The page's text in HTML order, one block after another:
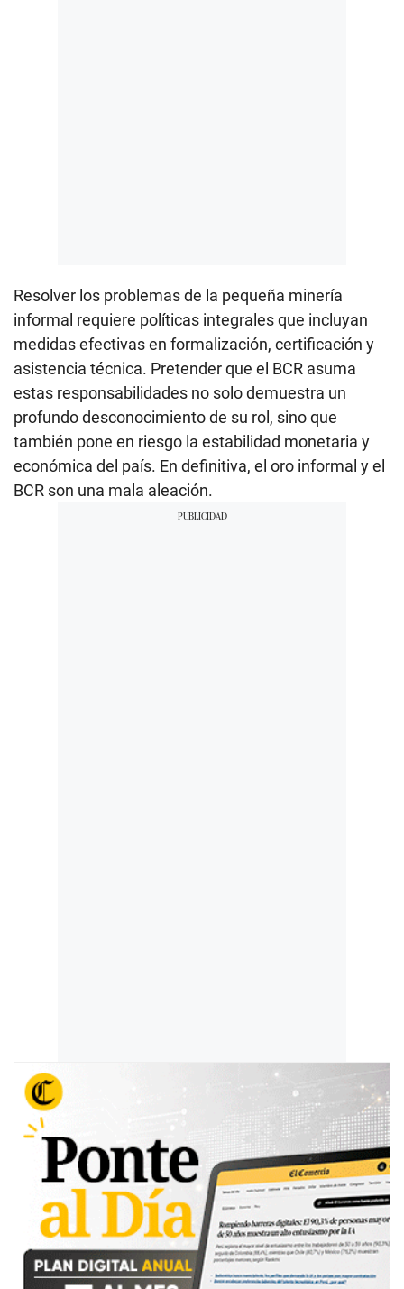
Resolver los problemas de la pequeña minería
informal requiere políticas integrales que incluyan
medidas efectivas en formalización, certificación y
asistencia técnica. Pretender que el BCR asuma
estas responsabilidades no solo demuestra un
profundo desconocimiento de su rol, sino que
también pone en riesgo la estabilidad monetaria y
económica del país. En definitiva, el oro informal y el
BCR son una mala aleación.